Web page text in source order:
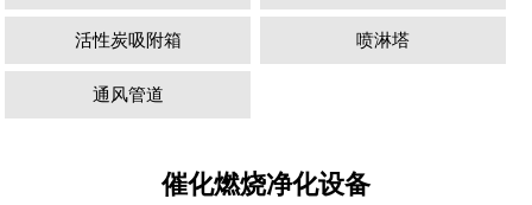
活性炭吸附箱 喷淋塔
通风管道
催化燃烧净化设备